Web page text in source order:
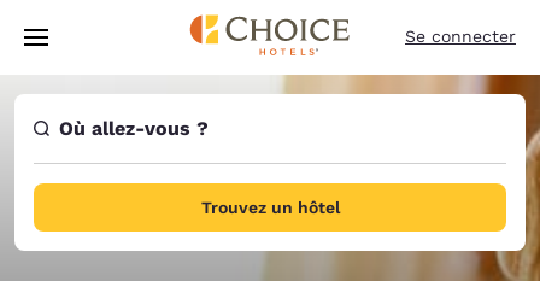
Sauter à Contenu Principal
Se connecter
Où allez-vous ?
Trouvez un hôtel